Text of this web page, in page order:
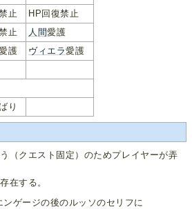
止
HP回復禁止
止 人間愛護
護 ヴィエラ愛護
り
（クエスト固定）のためプレイヤーが弄
在する。
ゲージの後のルッソのセリフに